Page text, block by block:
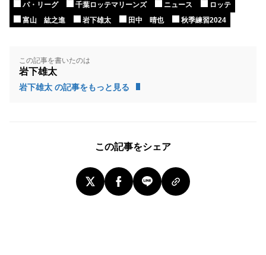
パ・リーグ 千葉ロッテマリーンズ ニュース
ロッテ
富山 紘之進
岩下雄太 田中 晴也 秋季練習2024
この記事を書いたのは
岩下雄太
岩下雄太 の記事をもっと見る
この記事をシェア